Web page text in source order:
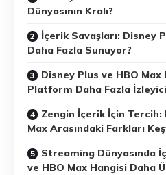
Dünyasının Kralı?
İçerik Savaşları: Disney
Daha Fazla Sunuyor?
Disney Plus ve HBO Max
Platform Daha Fazla
Zengin İçerik İçin Tercih:
Max Arasındaki Farkları
Streaming Dünyasında
ve HBO Max Hangisi Daha